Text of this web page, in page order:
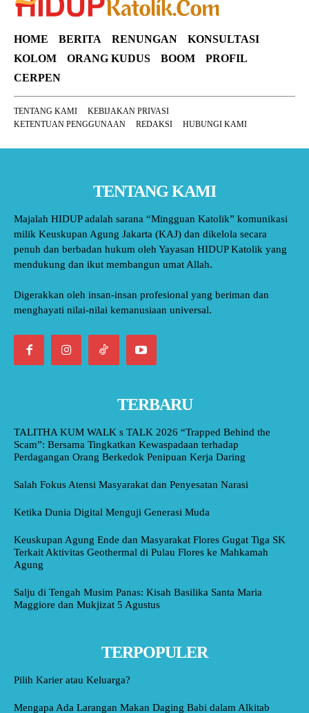
HOME BERITA RENUNGAN
KONSULTASI
KOLOM
ORANG KUDUS BOOM
PROFIL
CERPEN
TENTANG KAMI
KEBIJAKAN PRIVASI
KETENTUAN PENGGUNAAN
REDAKSI HUBUNGI KAMI
TENTANG KAMI
Majalah HIDUP adalah sarana “Mingguan Katolik” komunikasi
milik Keuskupan Agung Jakarta (KAJ) dan dikelola secara
penuh dan berbadan hukum oleh Yayasan HIDUP Katolik yang
mendukung dan ikut membangun umat Allah.
Digerakkan oleh insan-insan profesional yang beriman dan
menghayati nilai-nilai kemanusiaan universal.
TERBARU
TALITHA KUM WALK s TALK 2026 “Trapped Behind the
Scam”: Bersama Tingkatkan Kewaspadaan terhadap
Perdagangan Orang Berkedok Penipuan Kerja Daring
Salah Fokus Atensi Masyarakat dan Penyesatan Narasi
Ketika Dunia Digital Menguji Generasi Muda
Keuskupan Agung Ende dan Masyarakat Flores Gugat Tiga SK
Terkait Aktivitas Geothermal di Pulau Flores ke Mahkamah
Agung
Salju di Tengah Musim Panas: Kisah Basilika Santa Maria
Maggiore dan Mukjizat 5 Agustus
TERPOPULER
Pilih Karier atau Keluarga?
Mengapa Ada Larangan Makan Daging Babi dalam Alkitab